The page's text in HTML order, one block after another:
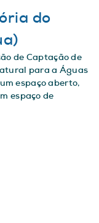
do
de Captação de
para a Águas
espaço aberto,
espaço de